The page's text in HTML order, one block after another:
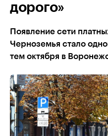
дорого»
Появление сети
Черноземья стало
тем октября в